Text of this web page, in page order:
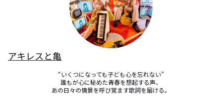
アキレスと亀
“いくつになっても子ども心を忘れない”
誰もが心に秘めた青春を想起する声、
あの日々の情景を呼び覚ます歌詞を届ける。